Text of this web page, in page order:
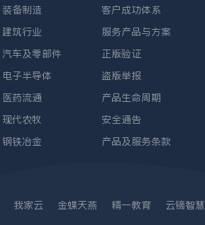
装备制造
建筑行业
汽车及零部件
电子半导体
医药流通
现代农牧
钢铁冶金
客户成功体系
服务产品与方案
正版验证
盗版举报
产品生命周期
安全通告
产品及服务条款
我家云 金蝶天燕 精一教育 云镝智慧